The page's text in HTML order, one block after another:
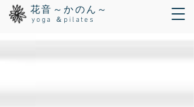
花音～かのん～
yoga ＆pilates